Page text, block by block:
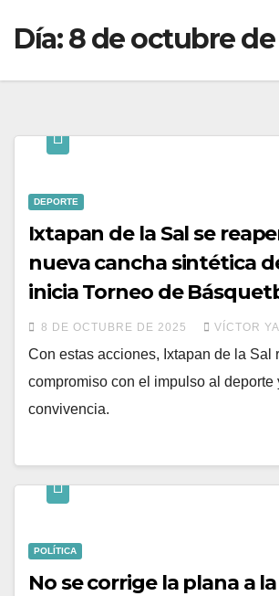
Día:8 de octubre de
DEPORTE
Ixtapan de la Sal se
nueva cancha sintética
inicia Torneo de
8 DE OCTUBRE DE 2025 VÍCTOR
Con estas acciones, Ixtapan de la Sal
compromiso con el impulso al deporte
convivencia.
POLÍTICA
No se corrige la plana a